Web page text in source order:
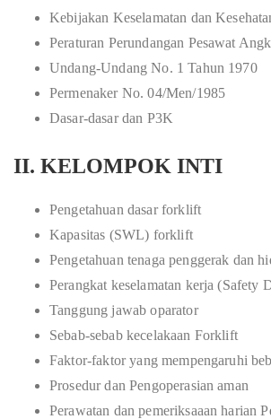
Kebijakan Keselamatan dan
Peraturan Perundangan Pesawat
Undang-Undang No. 1 Tahun 1970
Permenaker No. 04/Men/1985
Dasar-dasar dan P3K
II. KELOMPOK INTI
Pengetahuan dasar forklift
Kapasitas (SWL) forklift
Pengetahuan tenaga penggerak dan
Perangkat keselamatan kerja (Safety
Tanggung jawab oparator
Sebab-sebab kecelakaan Forklift
Faktor-faktor yang mempengaruhi
Prosedur dan Pengoperasian aman
Perawatan dan pemeriksaaan harian